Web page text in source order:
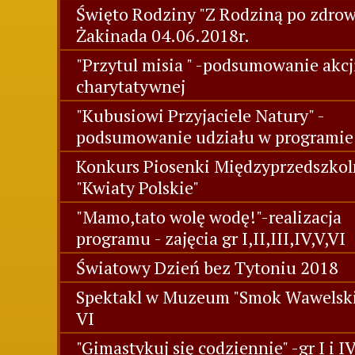
Święto Rodziny "Z Rodziną po
Żakinada 04.06.2018r.
"Przytul misia " -podsumowanie
charytatywnej
"Kubusiowi Przyjaciele Natury" -
podsumowanie udziału w programie
Konkurs Piosenki
"Kwiaty Polskie"
"Mamo,tato wolę wodę!"-realizacja
programu - zajęcia gr I,II,III,IV,V,VI
Światowy Dzień bez Tytoniu 2018
Spektakl w Muzeum "Smok
VI
"Gimastykuj się codziennie" -gr I i